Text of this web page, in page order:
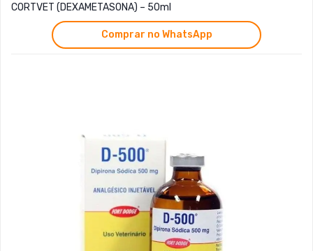
CORTVET (DEXAMETASONA) – 50ml
Comprar no WhatsApp